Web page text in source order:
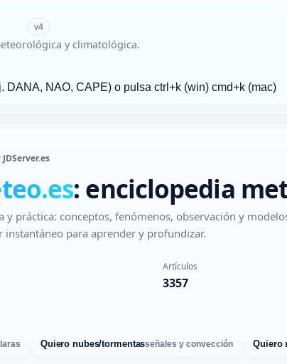
v4
y climatológica.
: enciclopedia
y práctica: conceptos, fenómenos, observación y
instantáneo para aprender y profundizar.
Artículos
3357
Quiero nubes/tormentasseñales y convección Quiero